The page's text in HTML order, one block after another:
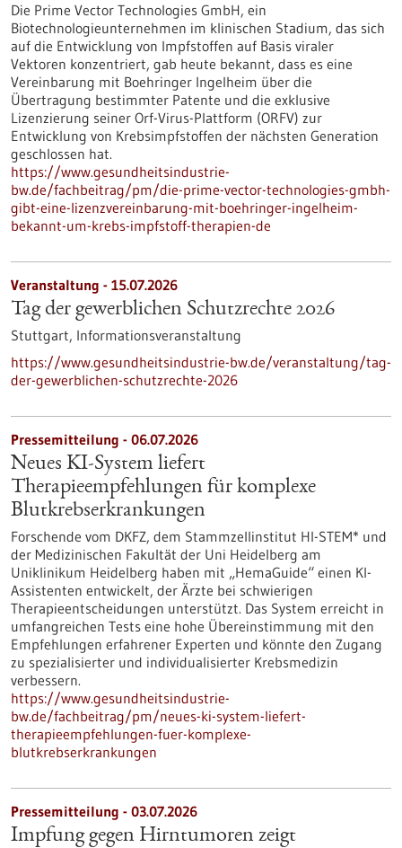
Die Prime Vector Technologies GmbH, ein
Biotechnologieunternehmen im klinischen Stadium, das sich
auf die Entwicklung von Impfstoffen auf Basis viraler
Vektoren konzentriert, gab heute bekannt, dass es eine
Vereinbarung mit Boehringer Ingelheim über die
Übertragung bestimmter Patente und die exklusive
Lizenzierung seiner Orf-Virus-Plattform (ORFV) zur
Entwicklung von Krebsimpfstoffen der nächsten Generation
geschlossen hat.
https://www.gesundheitsindustrie-
bw.de/fachbeitrag/pm/die-prime-vector-technologies-gmbh-
gibt-eine-lizenzvereinbarung-mit-boehringer-ingelheim-
bekannt-um-krebs-impfstoff-therapien-de
Veranstaltung - 15.07.2026
Tag der gewerblichen Schutzrechte 2026
Stuttgart, Informationsveranstaltung
https://www.gesundheitsindustrie-bw.de/veranstaltung/tag-
der-gewerblichen-schutzrechte-2026
Pressemitteilung - 06.07.2026
Neues KI-System liefert
Therapieempfehlungen für komplexe
Blutkrebserkrankungen
Forschende vom DKFZ, dem Stammzellinstitut HI-STEM* und
der Medizinischen Fakultät der Uni Heidelberg am
Uniklinikum Heidelberg haben mit „HemaGuide“ einen KI-
Assistenten entwickelt, der Ärzte bei schwierigen
Therapieentscheidungen unterstützt. Das System erreicht in
umfangreichen Tests eine hohe Übereinstimmung mit den
Empfehlungen erfahrener Experten und könnte den Zugang
zu spezialisierter und individualisierter Krebsmedizin
verbessern.
https://www.gesundheitsindustrie-
bw.de/fachbeitrag/pm/neues-ki-system-liefert-
therapieempfehlungen-fuer-komplexe-
blutkrebserkrankungen
Pressemitteilung - 03.07.2026
Impfung gegen Hirntumoren zeigt